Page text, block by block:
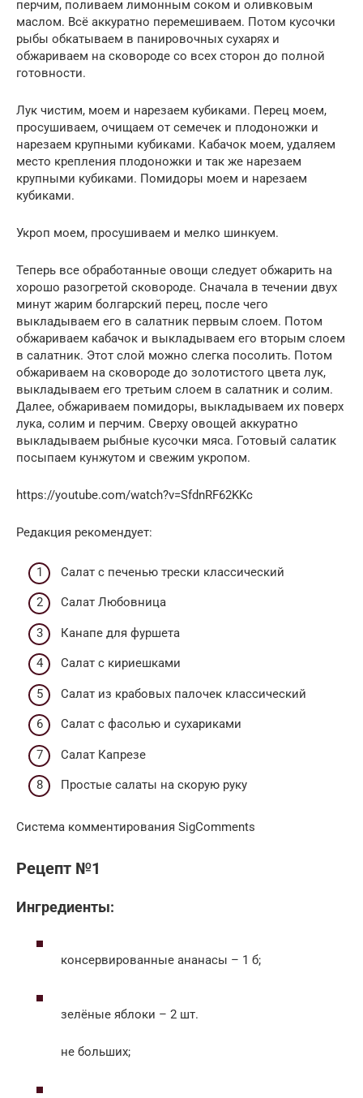
перчим, поливаем лимонным соком и оливковым
маслом. Всё аккуратно перемешиваем. Потом кусочки
рыбы обкатываем в панировочных сухарях и
обжариваем на сковороде со всех сторон до полной
готовности.
Лук чистим, моем и нарезаем кубиками. Перец моем,
просушиваем, очищаем от семечек и плодоножки и
нарезаем крупными кубиками. Кабачок моем, удаляем
место крепления плодоножки и так же нарезаем
крупными кубиками. Помидоры моем и нарезаем
кубиками.
Укроп моем, просушиваем и мелко шинкуем.
Теперь все обработанные овощи следует обжарить на
хорошо разогретой сковороде. Сначала в течении двух
минут жарим болгарский перец, после чего
выкладываем его в салатник первым слоем. Потом
обжариваем кабачок и выкладываем его вторым слоем
в салатник. Этот слой можно слегка посолить. Потом
обжариваем на сковороде до золотистого цвета лук,
выкладываем его третьим слоем в салатник и солим.
Далее, обжариваем помидоры, выкладываем их поверх
лука, солим и перчим. Сверху овощей аккуратно
выкладываем рыбные кусочки мяса. Готовый салатик
посыпаем кунжутом и свежим укропом.
https://youtube.com/watch?v=SfdnRF62KKc
Редакция рекомендует:
Cалат с печенью трески классический
Салат Любовница
Канапе для фуршета
Салат с кириешками
Салат из крабовых палочек классический
Салат с фасолью и сухариками
Салат Капрезе
Простые салаты на скорую руку
Система комментирования SigComments
Рецепт №1
Ингредиенты:
консервированные ананасы – 1 б;
зелёные яблоки – 2 шт.
не больших;